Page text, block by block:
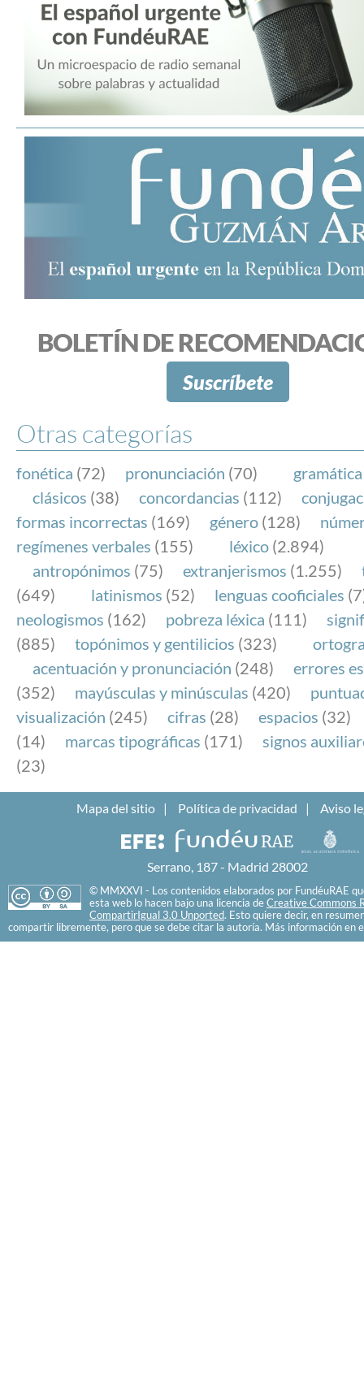
BOLETÍN DE
Suscríbete
Otras categorías
fonética (72) pronunciación (70) gramática
clásicos (38) concordancias (112)
formas incorrectas (169) género (128)
regímenes verbales (155) léxico (2.894)
antropónimos (75) extranjerismos (1.255)
(649)
latinismos (52) lenguas cooficiales
neologismos (162) pobreza léxica (111)
(885)
topónimos y gentilicios (323)
acentuación y pronunciación (248)
errores
(352)
mayúsculas y minúsculas (420)
visualización (245) cifras (28) espacios (32)
(14)
marcas tipográficas (171)
signos
(23)
Mapa del sitio Política de privacidad Aviso
Serrano, 187 - Madrid 28002
© MMXXVI - Los contenidos elaborados por FundéuRAE
esta web lo hacen bajo una licencia de Creative Commons
CompartirIgual 3.0 Unported. Esto quiere decir, en
compartir libremente, pero que se debe citar la autoría. Más información en